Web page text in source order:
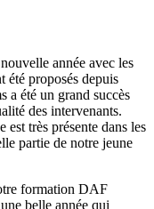
année avec les
été proposés depuis
a été un grand succès
des intervenants.
très présente dans les
partie de notre jeune
formation DAF
belle année qui